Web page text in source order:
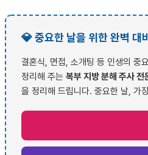
💎 중요한 날을 위한 완벽 대
결혼식, 면접, 소개팅 등 인생의 중
정리해 주는 복부 지방 분해 주사 전
을 정리해 드립니다. 중요한 날, 가